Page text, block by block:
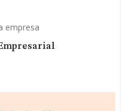
empresa